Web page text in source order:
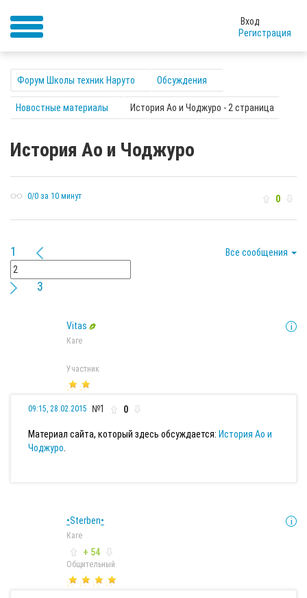
Вход
Регистрация
Форум Школы техник Наруто Обсуждения
Новостные материалы История Ао и Чоджуро - 2 страница
История Ао и Чоджуро
0/0 за 10 минут 0
1
3
Все сообщения
Vitas
Каге
Участник
09:15, 28.02.2015 №1 0
Материал сайта, который здесь обсуждается: История Ао и
Чоджуро
•Sterben•
Каге
+ 54
Общительный